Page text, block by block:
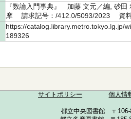
『数論入門事典』 加藤 文元／編, 砂
摩 請求記号：/412.0/5093/2023 資料
https://catalog.library.metro.tokyo.lg.jp/
189326
サイトポリシー 個人情
都立中央図書館 〒